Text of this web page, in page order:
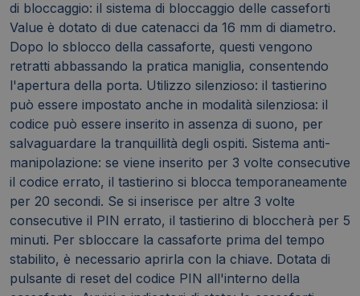
di bloccaggio: il sistema di bloccaggio delle casseforti
Value è dotato di due catenacci da 16 mm di diametro.
Dopo lo sblocco della cassaforte, questi vengono
retratti abbassando la pratica maniglia, consentendo
l'apertura della porta. Utilizzo silenzioso: il tastierino
può essere impostato anche in modalità silenziosa: il
codice può essere inserito in assenza di suono, per
salvaguardare la tranquillità degli ospiti. Sistema anti-
manipolazione: se viene inserito per 3 volte consecutive
il codice errato, il tastierino si blocca temporaneamente
per 20 secondi. Se si inserisce per altre 3 volte
consecutive il PIN errato, il tastierino di bloccherà per 5
minuti. Per sbloccare la cassaforte prima del tempo
stabilito, è necessario aprirla con la chiave. Dotata di
pulsante di reset del codice PIN all'interno della